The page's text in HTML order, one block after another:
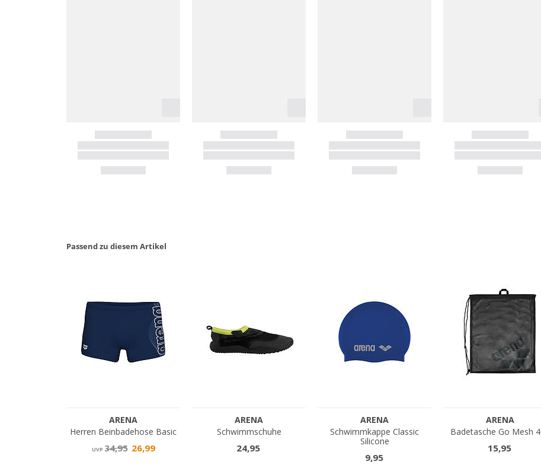
Passend zu diesem Artikel